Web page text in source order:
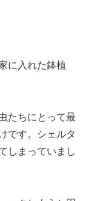
に入れた鉢植
たちにとって最
です。シェルタ
しまっていまし